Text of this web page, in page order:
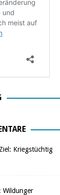
Kriegstüchtig
Wildunger